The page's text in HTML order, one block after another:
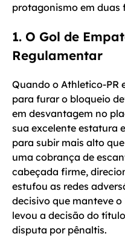
protagonismo em duas
1. O Gol de
Regulamentar
Quando o Athletico-PR
para furar o bloqueio
em desvantagem no
sua excelente estatura
para subir mais alto
uma cobrança de
cabeçada firme,
estufou as redes
decisivo que manteve
levou a decisão do
disputa por pênaltis.